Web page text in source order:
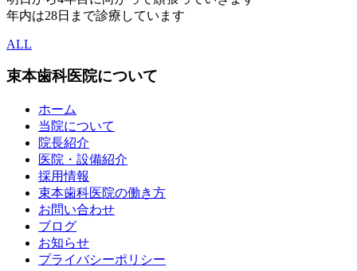
年内は28日まで診療しています
ALL
束本歯科医院について
ホーム
当院について
院長紹介
医院・設備紹介
採用情報
束本歯科医院の働き方
お問い合わせ
ブログ
お知らせ
プライバシーポリシー